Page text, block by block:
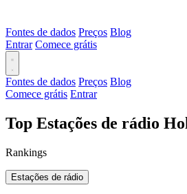
Fontes de dados Preços Blog
Entrar Comece grátis
Fontes de dados Preços Blog
Comece grátis Entrar
Top Estações de rádio
Rankings
Estações de rádio